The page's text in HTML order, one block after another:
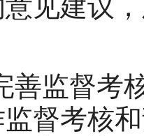
见建议
善监督考
督考核